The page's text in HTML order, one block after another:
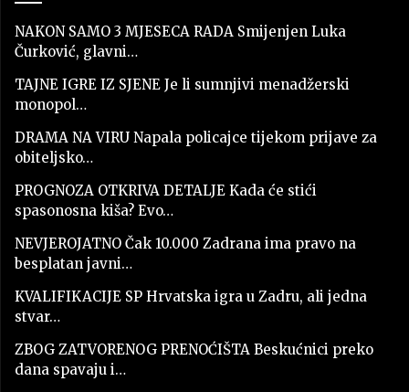
NAKON SAMO 3 MJESECA RADA Smijenjen Luka
Čurković, glavni…
TAJNE IGRE IZ SJENE Je li sumnjivi menadžerski
monopol…
DRAMA NA VIRU Napala policajce tijekom prijave za
obiteljsko…
PROGNOZA OTKRIVA DETALJE Kada će stići
spasonosna kiša? Evo…
NEVJEROJATNO Čak 10.000 Zadrana ima pravo na
besplatan javni…
KVALIFIKACIJE SP Hrvatska igra u Zadru, ali jedna
stvar…
ZBOG ZATVORENOG PRENOĆIŠTA Beskućnici preko
dana spavaju i…